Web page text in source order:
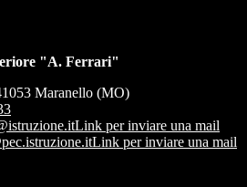
"A. Ferrari"
Maranello (MO)
Link per inviare una mail
Link per inviare una mail